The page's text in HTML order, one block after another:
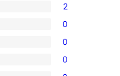
2
0
0
0